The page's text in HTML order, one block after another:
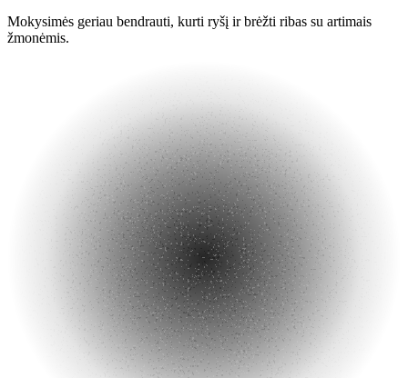
Mokysimės geriau bendrauti, kurti ryšį ir brėžti ribas su artimais
žmonėmis.